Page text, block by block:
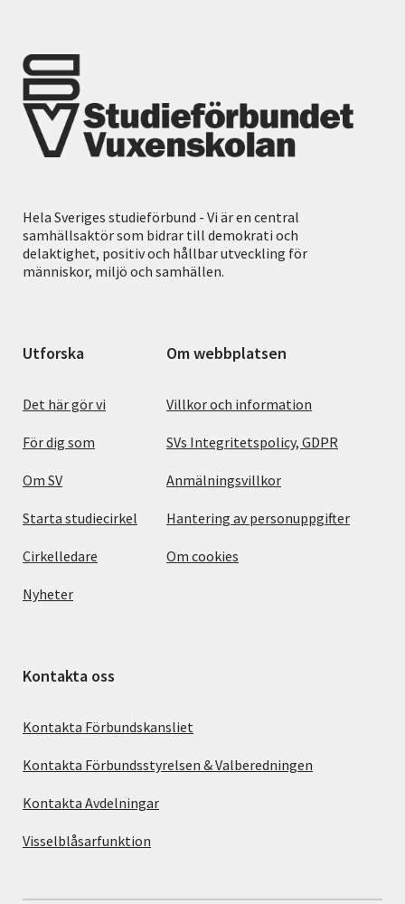
Hela Sveriges studieförbund - Vi är en central
samhällsaktör som bidrar till demokrati och
delaktighet, positiv och hållbar utveckling för
människor, miljö och samhällen.
Utforska
Det här gör vi
För dig som
Om SV
Starta studiecirkel
Cirkelledare
Nyheter
Om webbplatsen
Villkor och information
SVs Integritetspolicy, GDPR
Anmälningsvillkor
Hantering av personuppgifter
Om cookies
Kontakta oss
Kontakta Förbundskansliet
Kontakta Förbundsstyrelsen & Valberedningen
Kontakta Avdelningar
Visselblåsarfunktion